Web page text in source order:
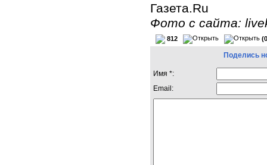
Газета.Ru
Фото с сайта:
812
Поделись
Имя *:
Email: